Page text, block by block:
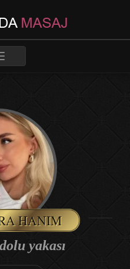
HANIM
yakası